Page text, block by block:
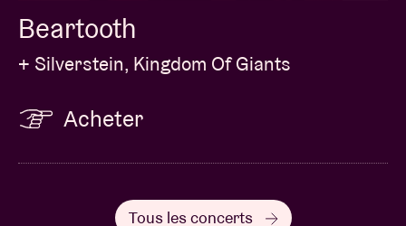
Beartooth
+ Silverstein, Kingdom Of Giants
Acheter
Tous les concerts